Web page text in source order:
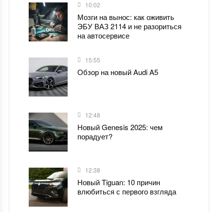
10:02
Мозги на вынос: как оживить
ЭБУ ВАЗ 2114 и не разориться
на автосервисе
15:55
Обзор на новый Audi A5
12:48
Новый Genesis 2025: чем
порадует?
12:38
Новый Tiguan: 10 причин
влюбиться с первого взгляда